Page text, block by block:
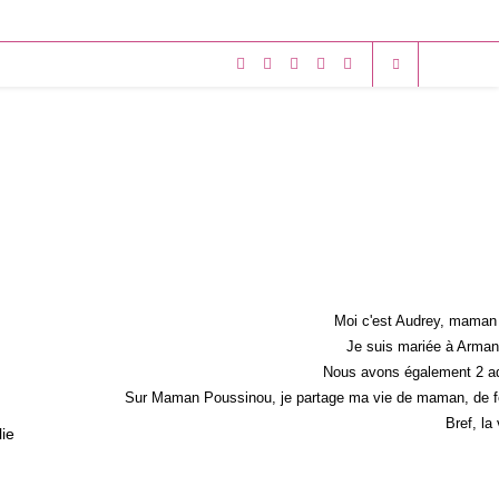
Moi c'est Audrey,
Je suis mariée à
Nous avons également 2
Sur Maman Poussinou, je partage ma vie de maman,
Bref, la